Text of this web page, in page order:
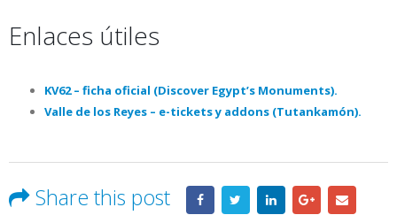
Enlaces útiles
KV62 – ficha oficial (Discover Egypt’s Monuments).
Valle de los Reyes – e-tickets y addons (Tutankamón).
Share this post